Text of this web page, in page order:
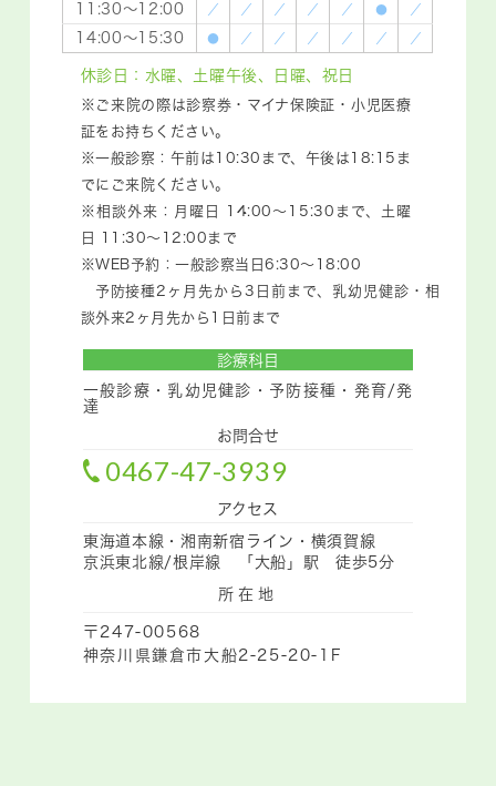
11:30～12:00
／ ／ ／ ／ ／ ● ／
14:00～15:30 ● ／ ／ ／ ／ ／ ／
休診日：水曜、土曜午後、日曜、祝日
※ご来院の際は診察券・マイナ保険証・小児医療
証をお持ちください。
※一般診察：午前は10:30まで、午後は18:15ま
でにご来院ください。
※相談外来：月曜日 14:00～15:30まで、土曜
日 11:30～12:00まで
※WEB予約：一般診察当日6:30～18:00
予防接種2ヶ月先から3日前まで、乳幼児健診・相
談外来2ヶ月先から1日前まで
診療科目
一般診療・乳幼児健診・予防接種・発育/発
達
お問合せ
0467-47-3939
アクセス
東海道本線・湘南新宿ライン・横須賀線
京浜東北線/根岸線 「大船」駅 徒歩5分
所在地
〒247-00568
神奈川県鎌倉市大船2-25-20-1F